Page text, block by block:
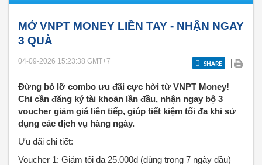
MỞ VNPT MONEY LIỀN TAY - NHẬN NGAY
3 QUÀ
04-09-2026 15:23:38 GMT+7 SHARE |
Đừng bỏ lỡ combo ưu đãi cực hời từ VNPT Money!
Chỉ cần đăng ký tài khoản lần đầu, nhận ngay bộ 3
voucher giảm giá liên tiếp, giúp tiết kiệm tối đa khi sử
dụng các dịch vụ hàng ngày.
Ưu đãi chi tiết:
Voucher 1: Giảm tối đa 25.000đ (dùng trong 7 ngày đầu)